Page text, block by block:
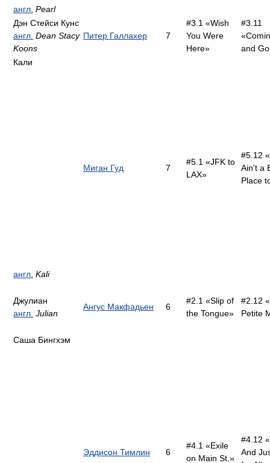
англ. Pearl
Дэн Стейси Кунс
англ. Dean Stacy
Koons
Питер Галлахер 7
#3.1 «Wish
You Were
Here»
#3.11
and
Кали
англ. Kali
Миган Гуд 7
#5.1 «JFK to
LAX»
#5.12
Ain't a
Place
Джулиан
англ. Julian
Ангус Макфадьен 6
#2.1 «Slip of
the Tongue»
#2.12
Petite
Саша Бингхэм
Эддисон Тимлин 6
#4.1 «Exile
on Main St.»
#4.12
And